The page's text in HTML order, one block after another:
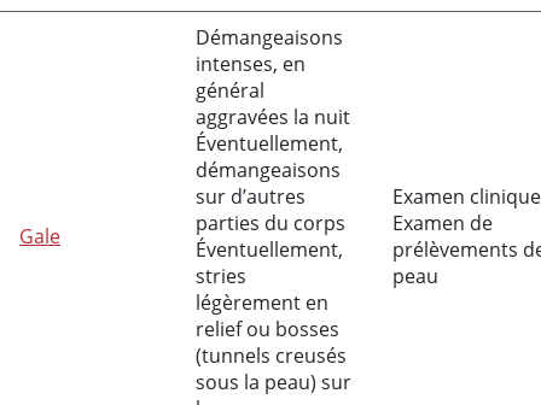
Gale
Démangeaisons
intenses, en
général
aggravées la nuit
Éventuellement,
démangeaisons
sur d’autres
parties du corps
Éventuellement,
stries
légèrement en
relief ou bosses
(tunnels creusés
sous la peau) sur
Examen clinique
Examen de
prélèvements
peau